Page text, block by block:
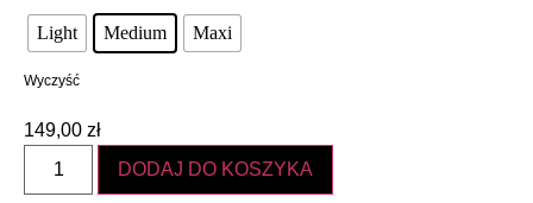
Light Medium Maxi
Wyczyść
149,00 zł
DODAJ DO KOSZYKA